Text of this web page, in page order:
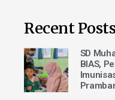
Recent
SD
BIAS,